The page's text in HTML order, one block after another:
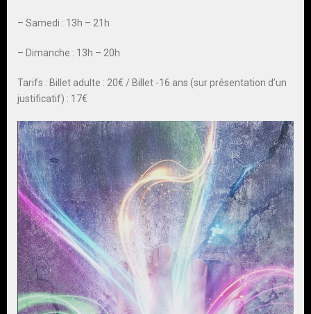
– Samedi : 13h – 21h
– Dimanche : 13h – 20h
Tarifs : Billet adulte : 20€ / Billet -16 ans (sur présentation d’un
justificatif) : 17€